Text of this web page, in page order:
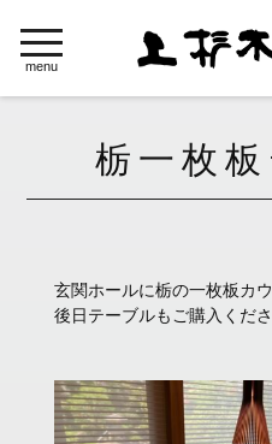
toggle
navigation
menu
栃一枚
玄関ホールに栃の一枚板カ
後日テーブルもご購入くださ